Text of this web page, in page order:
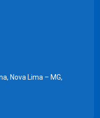
Nova Lima – MG,